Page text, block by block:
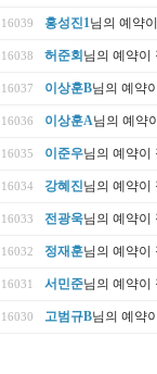
16039 홍성진1님의 예약
16038 허준회 님의 예약
16037 이상훈B님의 예약
16036 이상훈A님의 예약
16035 이준우님의 예약
16034 강혜진님의 예약
16033 전광욱님의 예약
16032 정재훈님의 예약
16031 서민준님의 예약
16030 고범규B님의 예약